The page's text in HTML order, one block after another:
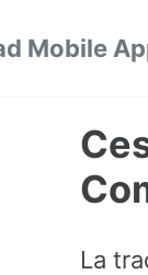
Mobile
La